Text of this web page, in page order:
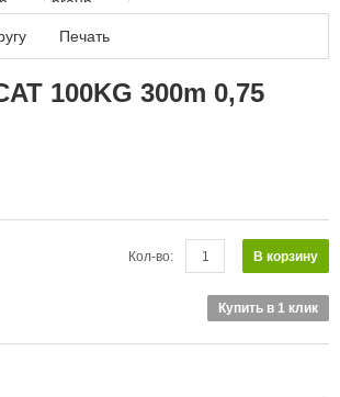
Печать
100KG 300m 0,75
В корзину
Кол-во:
Купить в 1 клик